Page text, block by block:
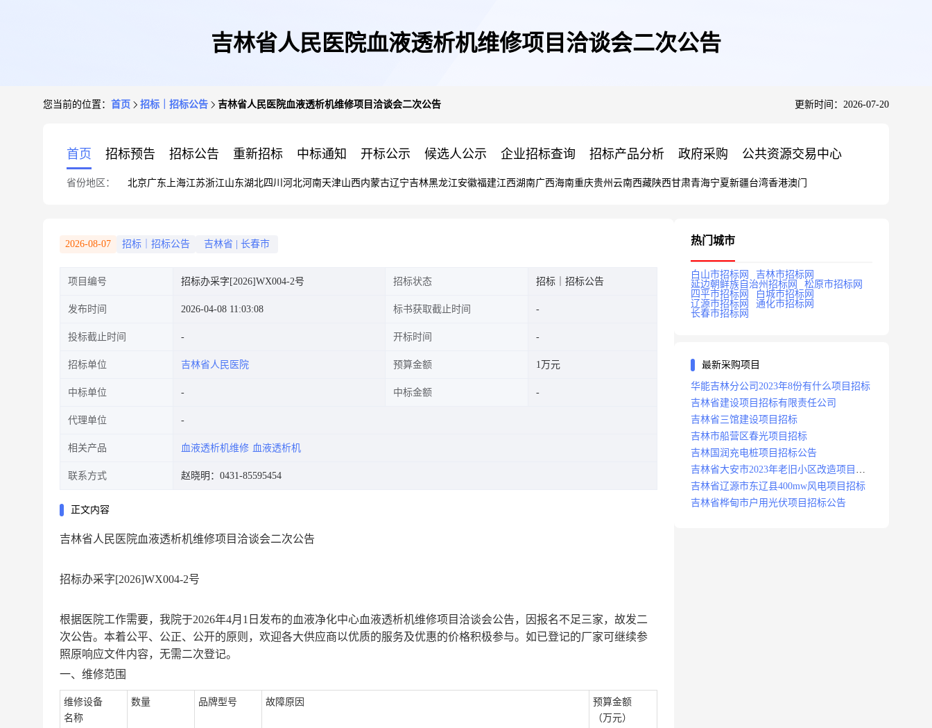
吉林省人民医院血液透析机维修项目洽谈会二次公告
您当前的位置： 首页 招标｜招标公告 吉林省人民医院血液透析机维修项目洽谈会二次公告 更新时间：2026-07-20
首页 招标预告 招标公告 重新招标 中标通知 开标公示 候选人公示 企业招标查询 招标产品分析 政府采购 公共资源交易中心
省份地区： 北京广东 上海江苏浙江山东湖北四川 河北河南天津山西内蒙古辽宁吉林黑龙江安徽福建江西湖南广西海南重庆贵州 云南西藏陕西甘肃青海宁夏新疆台湾香港澳门
2026-08-07 招标｜招标公告 吉林省 长春市
项目编号 招标办采字[2026]WX004-2号 招标状态 招标｜招标公告
发布时间 2026-04-08 11:03:08 标书获取截止时间
投标截止时间 开标时间
招标单位 吉林省人民医院 预算金额 1万元
中标单位 中标金额
代理单位
相关产品 血液透析机维修 血液透析机
联系方式 赵晓明：0431-85595454
正文内容
吉林省人民医院血液透析机维修项目洽谈会二次公告
招标办采字[2026]WX004-2号
根据医院工作需要，我院于2026年4月 1 日发布的血液净化中心血液透析机维修项目洽谈会公告，因报名不足三家，故发二
次公告。本着公平、公正、公开的原则，欢迎各大供应商以优质的服务及优惠的价格积极参与。如已登记的厂家可继续参
照原响应文件内容，无需二次登记。
一、维修范围
维修设备
名称
数量 品牌型号 故障原因
预算金额
（万元）
热门城市
白山市招标网
吉林市招标网
延边朝鲜族自治州招标网
松原市招标网
四平市招标网
白城市招标网
辽源市招标网
通化市招标网
长春市招标网
最新采购项目
华能吉林分公司2023年8份有什么项目招标
吉林省建设项目招标有限责任公司
吉林省三馆建设项目招标
吉林市船营区春光项目招标
吉林国润充电桩项目招标公告
吉林省大安市2023年老旧小区改造项目招
标公告
吉林省辽源市东辽县400mw风电项目招标
吉林省桦甸市户用光伏项目招标公告